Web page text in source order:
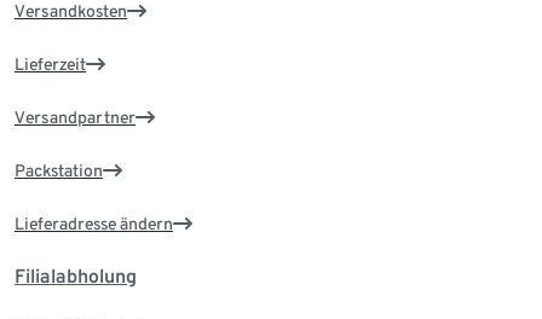
Versandkosten
Lieferzeit
Versandpartner
Packstation
Lieferadresse ändern
Filialabholung